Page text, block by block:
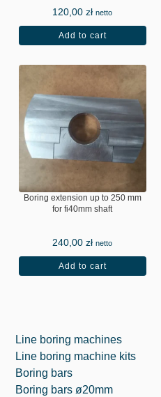
120,00zł netto
Add to cart
Boring extension up to 250 mm
for fi40mm shaft
240,00zł netto
Add to cart
Line boring machines
Line boring machine kits
Boring bars
Boring bars ø20mm